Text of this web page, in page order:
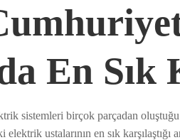
En
sistemleri birçok parçadan
elektrik ustalarının en sık